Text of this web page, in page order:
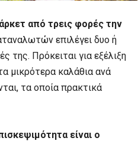
από τρεις φορές την
επιλέγει δυο ή
της. Πρόκειται για εξέλιξη
μικρότερα καλάθια ανά
τα οποία πρακτικά
είναι ο